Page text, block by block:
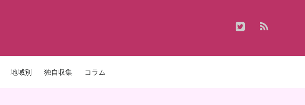
地域別 独自収集 コラム